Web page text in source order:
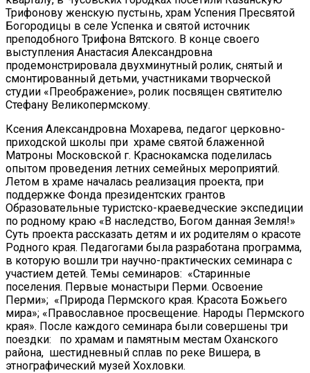
Трифонову женскую пустынь, храм Успения Пресвятой
Богородицы в селе Успенка и святой источник
преподобного Трифона Вятского. В конце своего
выступления Анастасия Александровна
продемонстрировала двухминутный ролик, снятый и
смонтированный детьми, участниками творческой
студии «Преображение», ролик посвящен святителю
Стефану Великопермскому.
Ксения Александровна Мохарева, педагог церковно-
приходской школы при храме святой блаженной
Матроны Московской г. Краснокамска поделилась
опытом проведения летних семейных мероприятий.
Летом в храме началась реализация проекта, при
поддержке Фонда президентских грантов
Образовательные туристско-краеведческие экспедиции
по родному краю «В наследство, Богом данная Земля!»
Суть проекта рассказать детям и их родителям о красоте
Родного края. Педагогами была разработана программа,
в которую вошли три научно-практических семинара с
участием детей. Темы семинаров: «Старинные
поселения. Первые монастыри Перми. Освоение
Перми»; «Природа Пермского края. Красота Божьего
мира»; «Православное просвещение. Народы Пермского
края». После каждого семинара были совершены три
поездки: по храмам и памятным местам Оханского
района, шестидневный сплав по реке Вишера, в
этнографический музей Хохловки.